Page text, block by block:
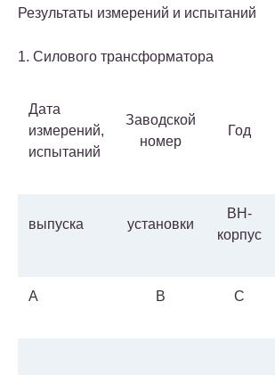
Результаты измерений и испытаний
1. Силового трансформатора
Дата
измерений,
испытаний
Заводской
номер
Год
выпуска установки
ВН-
корпус
A B C